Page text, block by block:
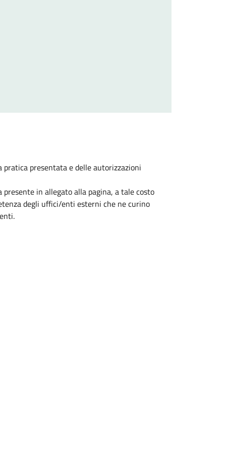
presentata e delle autorizzazioni
in allegato alla pagina, a tale costo
degli uffici/enti esterni che ne curino